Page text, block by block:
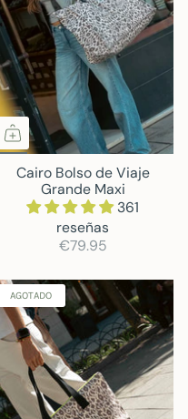
Cairo Bolso de Viaje
Grande Maxi
361
reseñas
€79.95
AGOTADO